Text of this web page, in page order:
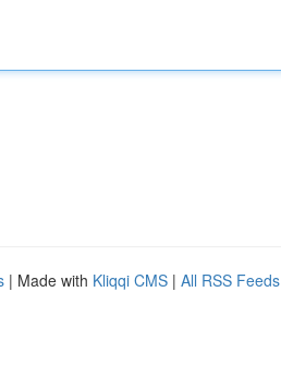
| Made with Kliqqi CMS | All RSS Feeds